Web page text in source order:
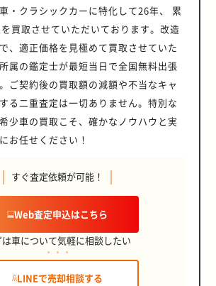
・クラシックカーに特化して26年、 累
買取させていただいております。改造
、適正価格を見極めて買取させていた
属の鑑定士が最短当日で全国無料出張
ご契約後の買取額の減額や不当なキャ
る二重査定は一切ありません。特別な
少車の買取こそ、確かなノウハウと実
お任せください！
すぐ査定依頼が可能！
Web査定申込はこちら
は車について気軽に相談したい
LINEで売却相談する